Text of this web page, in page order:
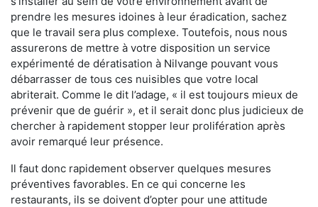
prendre les mesures idoines à leur éradication, sachez
que le travail sera plus complexe. Toutefois, nous nous
assurerons de mettre à votre disposition un service
expérimenté de dératisation à Nilvange pouvant vous
débarrasser de tous ces nuisibles que votre local
abriterait. Comme le dit l’adage, « il est toujours mieux de
prévenir que de guérir », et il serait donc plus judicieux de
chercher à rapidement stopper leur prolifération après
avoir remarqué leur présence.
Il faut donc rapidement observer quelques mesures
préventives favorables. En ce qui concerne les
restaurants, ils se doivent d’opter pour une attitude